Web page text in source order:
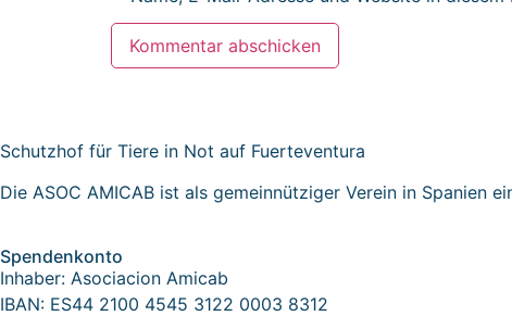
Schutzhof für Tiere in Not auf Fuerteventura
Die ASOC AMICAB ist als gemeinnütziger Verein in Spanien
Spendenkonto
Inhaber: Asociacion Amicab
IBAN: ES44 2100 4545 3122 0003 8312